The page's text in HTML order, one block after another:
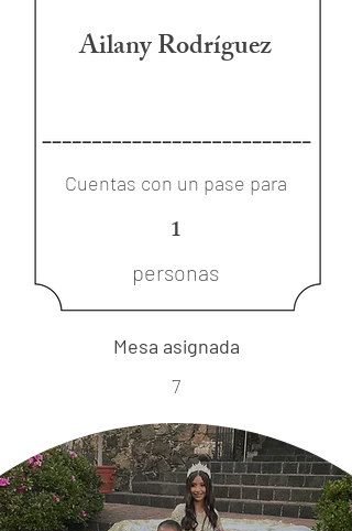
Ailany Rodríguez
Cuentas con un pase para
1
personas
Mesa asignada
7